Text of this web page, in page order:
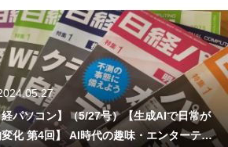
パソコン】（5/27号）【生成AIで日常が
化 第4回】 AI時代の趣味・エンターテイ